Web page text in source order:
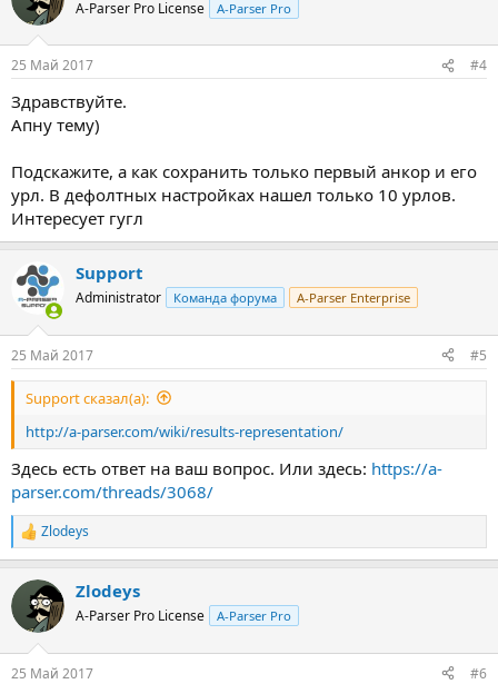
и
A-Parser Pro License A-Parser Pro
25 Май 2017 #4
Здравствуйте.
Апну тему)
Подскажите, а как сохранить только первый анкор и его
урл. В дефолтных настройках нашел только 10 урлов.
Интересует гугл
Support
Administrator Команда форума A-Parser Enterprise
25 Май 2017 #5
Support сказал(а):
http://a-parser.com/wiki/results-representation/
Здесь есть ответ на ваш вопрос. Или здесь: https://a-
parser.com/threads/3068/
Р
е
к
и
Zlodeys
Zlodeys
A-Parser Pro License A-Parser Pro
25 Май 2017 #6